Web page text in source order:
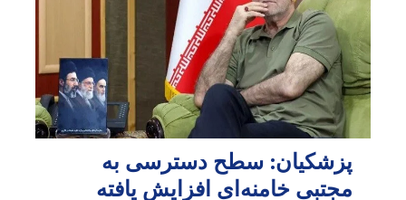
پزشکیان: سطح دسترسی به
مجتبی خامنه‌ای افزایش یافته